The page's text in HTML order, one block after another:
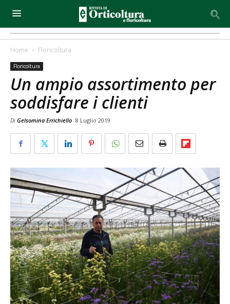
Home Floricoltura
Floricoltura
Un ampio assortimento per
soddisfare i clienti
Di Gelsomina Errichiello 8 Luglio 2019